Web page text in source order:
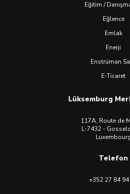
Eğitim /
Eğlence
Emlak
Enerji
Enstrüman
E-Ticaret
Lüksemburg
117A, Route de
L-7432 -
Telefon
+352 27 84 94